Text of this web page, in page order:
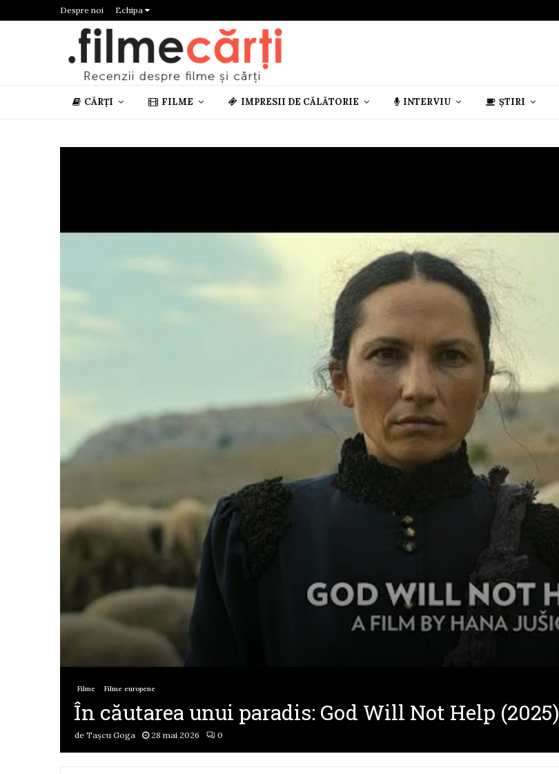
Despre noi Echipa
CĂRȚI FILME IMPRESII DE CĂLĂTORIE INTERVIU ȘTIRI
Filme Filme europene
În căutarea unui paradis: God Will Not Help (2025)
de Tașcu Goga 28 mai 2026 0